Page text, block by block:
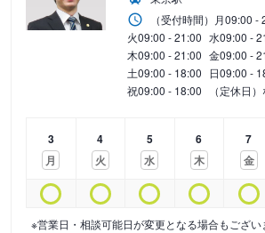
（受付時間） 月09:00 -
火09:00 - 21:00 水09:00 -
木09:00 - 21:00 金09:00 -
土09:00 - 18:00 日09:00 -
祝09:00 - 18:00 （定休日
3
月
4
火
5
水
6
木
7
金
※営業日・相談可能日が変更となる場合もござ